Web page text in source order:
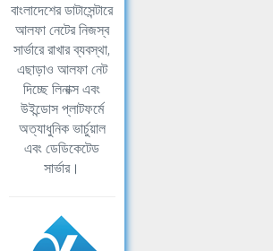
বাংলাদেশের ডাটাসেন্টারে
আলফা নেটের নিজস্ব
সার্ভারে রাখার ব্যবস্থা,
এছাড়াও আলফা নেট
দিচ্ছে লিনাক্স এবং
উইন্ডোস প্লাটফর্মে
অত্যাধুনিক ভার্চুয়াল
এবং ডেডিকেটেড
সার্ভার।